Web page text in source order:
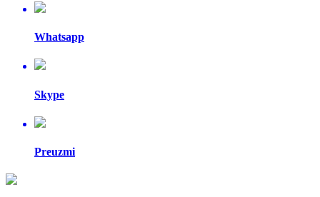
Whatsapp
Skype
Preuzmi